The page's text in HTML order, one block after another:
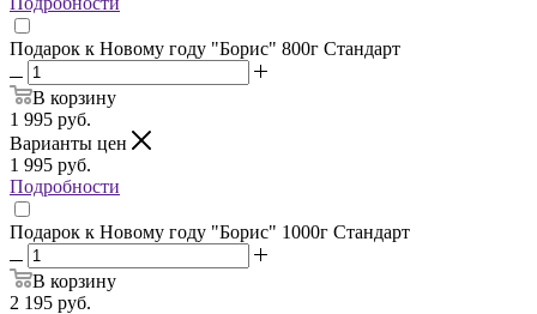
Подарок к Новому году "Борис" 800г Стандарт
В корзину
1 995 руб.
Варианты цен
1 995 руб.
Подробности
Подарок к Новому году "Борис" 1000г Стандарт
В корзину
2 195 руб.